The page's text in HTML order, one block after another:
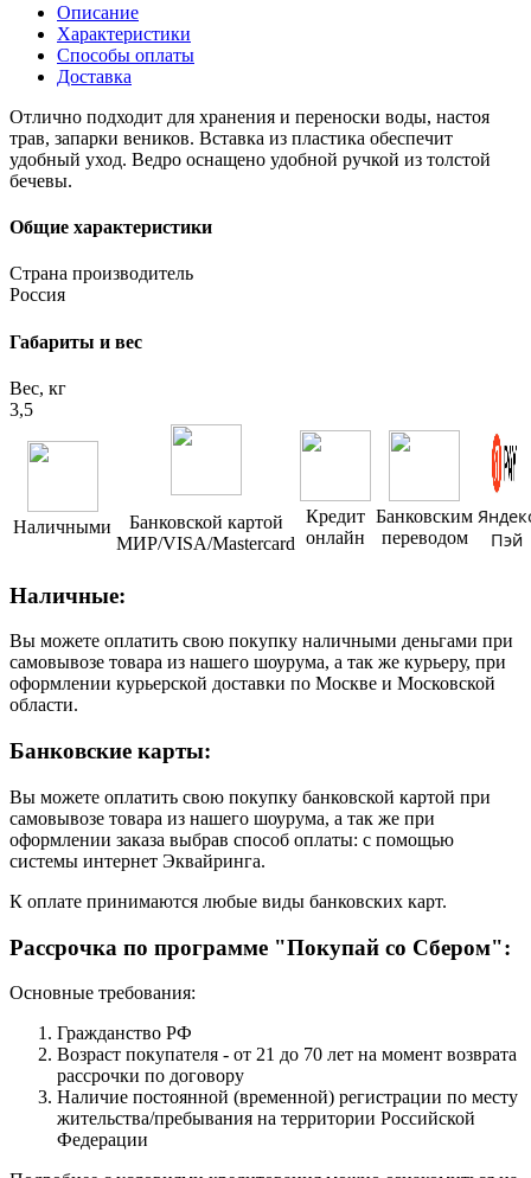
Описание
Характеристики
Способы оплаты
Доставка
Отлично подходит для хранения и переноски воды, настоя
трав, запарки веников. Вставка из пластика обеспечит
удобный уход. Ведро оснащено удобной ручкой из толстой
бечевы.
Общие характеристики
Страна производитель
Россия
Габариты и вес
Вес, кг
3,5
Наличными
Банковской картой
МИР/VISA/Mastercard
Кредит
онлайн
Банковским
переводом
Пэй
Наличные:
Вы можете оплатить свою покупку наличными деньгами при
самовывозе товара из нашего шоурума, а так же курьеру, при
оформлении курьерской доставки по Москве и Московской
области.
Банковские карты:
Вы можете оплатить свою покупку банковской картой при
самовывозе товара из нашего шоурума, а так же при
оформлении заказа выбрав способ оплаты: с помощью
системы интернет Эквайринга.
К оплате принимаются любые виды банковских карт.
Рассрочка по программе "Покупай со Сбером":
Основные требования:
Гражданство РФ
Возраст покупателя - от 21 до 70 лет на момент возврата
рассрочки по договору
Наличие постоянной (временной) регистрации по месту
жительства/пребывания на территории Российской
Федерации